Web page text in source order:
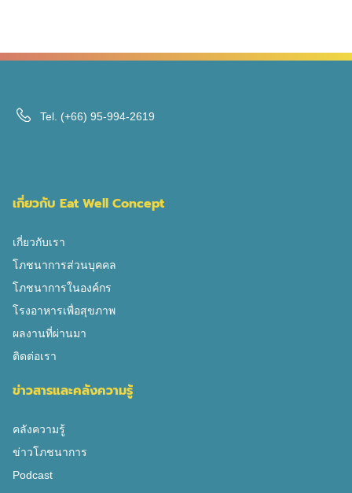
Tel. (+66) 95-994-2619
เกี่ยวกับ Eat Well Concept
เกี่ยวกับเรา
โภชนาการส่วนบุคคล
โภชนาการในองค์กร
โรงอาหารเพื่อสุขภาพ
ผลงานที่ผ่านมา
ติดต่อเรา
ข่าวสารและคลังความรู้
คลังความรู้
ข่าวโภชนาการ
Podcast